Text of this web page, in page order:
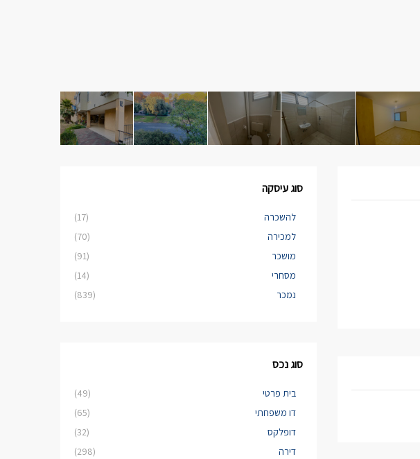
סוג עיסקה
להשכרה
(17)
למכירה
(70)
מושכר
(91)
מסחרי
(14)
נמכר
(839)
סוג נכס
בית פרטי
(49)
דו משפחתי
(65)
דופלקס
(32)
דירה
(298)